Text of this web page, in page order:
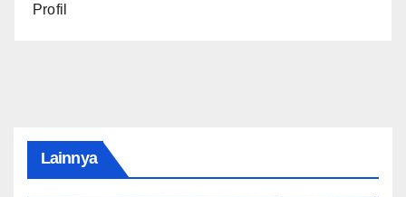
Profil
Lainnya